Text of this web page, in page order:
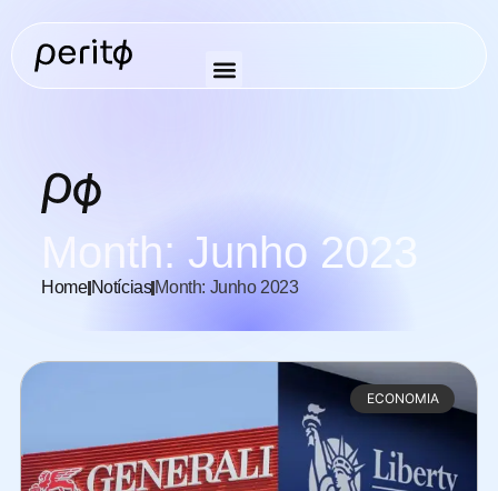
Month: Junho 2023
HomeNotícias Month: Junho 2023
ECONOMIA